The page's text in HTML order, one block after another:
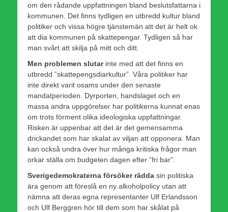
om den rådande uppfattningen bland beslutsfattarna i
kommunen. Det finns tydligen en utbredd kultur bland
politiker och vissa högre tjänstemän att det är helt ok
att dia kommunen på skattepengar. Tydligen så har
man svårt att skilja på mitt och ditt.
Men problemen slutarinte med att det finns en
utbredd ”skattepengsdiarkultur”. Våra politiker har
inte direkt varit osams under den senaste
mandatperioden. Dyrporten, handslaget och en
massa andra uppgörelser har politikerna kunnat enas
om trots förment olika ideologiska uppfattningar.
Risken är uppenbar att det är det gemensamma
drickandet som har skalat av viljan att opponera. Man
kan också undra över hur många kritiska frågor man
orkar ställa om budgeten dagen efter ”fri bar”.
Sverigedemokraterna försöker rädda sin politiska
ära genom att föreslå en ny alkoholpolicy utan att
nämna att deras egna representanter Ulf Erlandsson
och Ulf Berggren hör till dem som har skålat på